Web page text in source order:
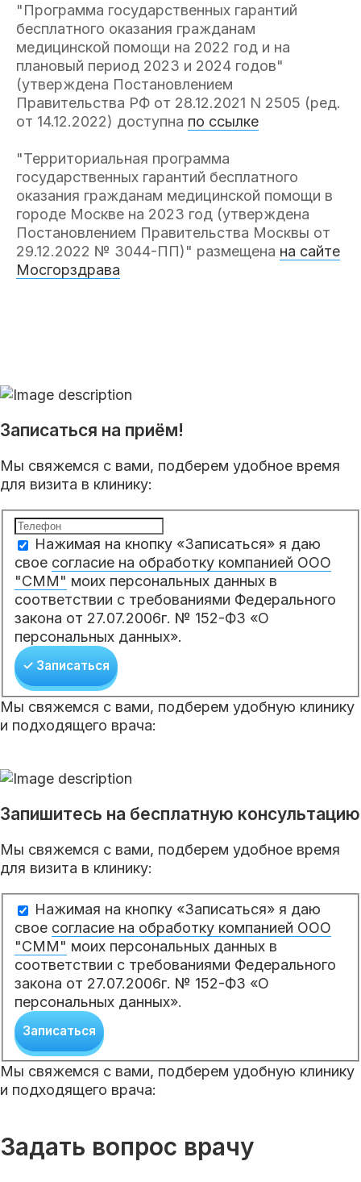
"Программа государственных гарантий
бесплатного оказания гражданам
медицинской помощи на 2022 год и на
плановый период 2023 и 2024 годов"
(утверждена Постановлением
Правительства РФ от 28.12.2021 N 2505 (ред.
от 14.12.2022) доступна по ссылке
"Территориальная программа
государственных гарантий бесплатного
оказания гражданам медицинской помощи в
городе Москве на 2023 год (утверждена
Постановлением Правительства Москвы от
29.12.2022 № 3044-ПП)" размещена на сайте
Мосгорздрава
Записаться на приём!
Мы свяжемся с вами, подберем удобное время
для визита в клинику:
Нажимая на кнопку «Записаться» я даю
свое согласие на обработку компанией ООО
"СММ" моих персональных данных в
соответствии с требованиями Федерального
закона от 27.07.2006г. № 152-ФЗ «О
персональных данных».
✓ Записаться
Мы свяжемся с вами, подберем удобную клинику
и подходящего врача:
Запишитесь на бесплатную консультацию
Мы свяжемся с вами, подберем удобное время
для визита в клинику:
Нажимая на кнопку «Записаться» я даю
свое согласие на обработку компанией ООО
"СММ" моих персональных данных в
соответствии с требованиями Федерального
закона от 27.07.2006г. № 152-ФЗ «О
персональных данных».
Записаться
Мы свяжемся с вами, подберем удобную клинику
и подходящего врача:
Задать вопрос врачу